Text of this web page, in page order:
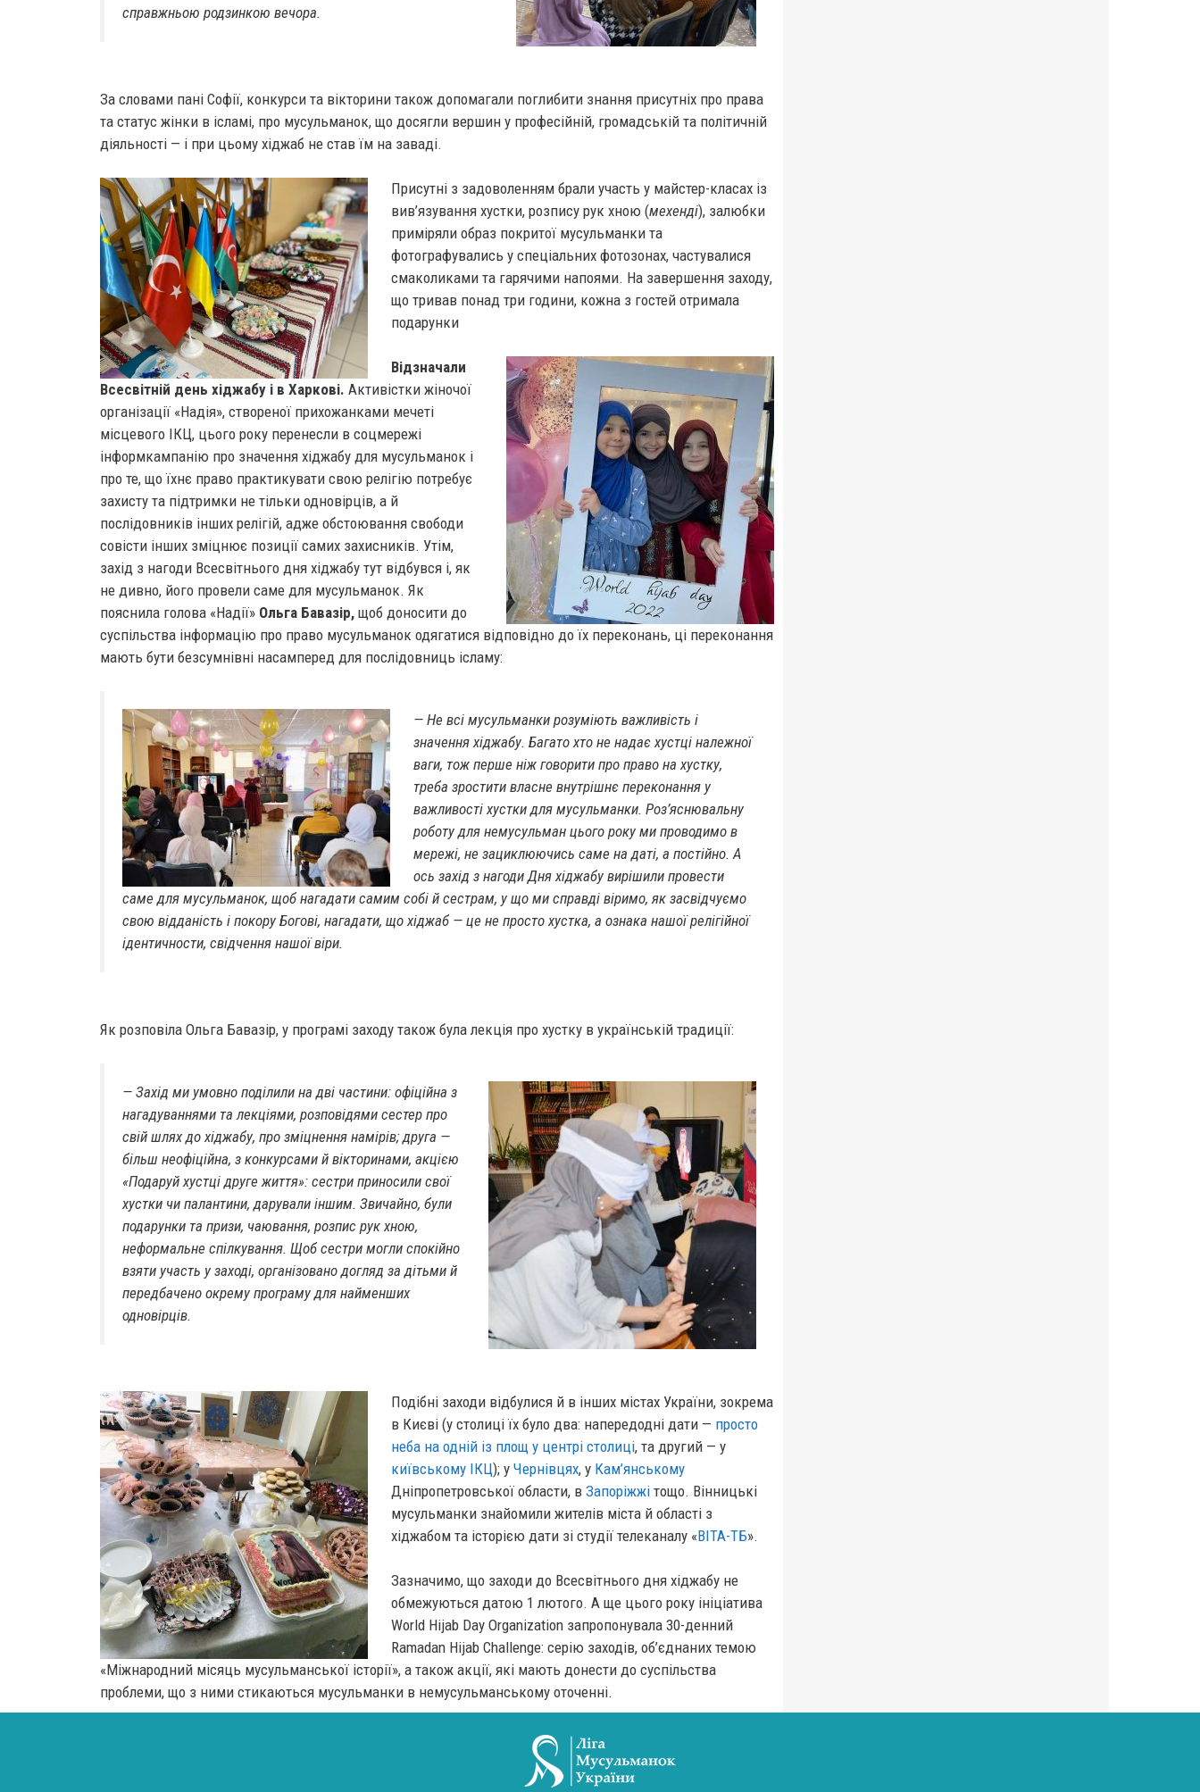
справжньою родзинкою вечора.
За словами пані Софії, конкурси та вікторини також допомагали поглибити знання присутніх про права
та статус жінки в ісламі, про мусульманок, що досягли вершин у професійній, громадській та політичній
діяльності — і при цьому хіджаб не став їм на заваді.
Присутні з задоволенням брали участь у майстер-класах із
вив’язування хустки, розпису рук хною (мехенді), залюбки
приміряли образ покритої мусульманки та
фотографувались у спеціальних фотозонах, частувалися
смаколиками та гарячими напоями. На завершення заходу,
що тривав понад три години, кожна з гостей отримала
подарунки
Відзначали
Всесвітній день хіджабу і в Харкові. Активістки жіночої
організації «Надія», створеної прихожанками мечеті
місцевого ІКЦ, цього року перенесли в соцмережі
інформкампанію про значення хіджабу для мусульманок і
про те, що їхнє право практикувати свою релігію потребує
захисту та підтримки не тільки одновірців, а й
послідовників інших релігій, адже обстоювання свободи
совісти інших зміцнює позиції самих захисників. Утім,
захід з нагоди Всесвітнього дня хіджабу тут відбувся і, як
не дивно, його провели саме для мусульманок. Як
пояснила голова «Надії» Ольга Бавазір, щоб доносити до
суспільства інформацію про право мусульманок одягатися відповідно до їх переконань, ці переконання
мають бути безсумнівні насамперед для послідовниць ісламу:
— Не всі мусульманки розуміють важливість і
значення хіджабу. Багато хто не надає хустці належної
ваги, тож перше ніж говорити про право на хустку,
треба зростити власне внутрішнє переконання у
важливості хустки для мусульманки. Роз’яснювальну
роботу для немусульман цього року ми проводимо в
мережі, не зациклюючись саме на даті, а постійно. А
ось захід з нагоди Дня хіджабу вирішили провести
саме для мусульманок, щоб нагадати самим собі й сестрам, у що ми справді віримо, як засвідчуємо
свою відданість і покору Богові, нагадати, що хіджаб — це не просто хустка, а ознака нашої релігійної
ідентичности, свідчення нашої віри.
Як розповіла Ольга Бавазір, у програмі заходу також була лекція про хустку в українській традиції:
— Захід ми умовно поділили на дві частини: офіційна з
нагадуваннями та лекціями, розповідями сестер про
свій шлях до хіджабу, про зміцнення намірів; друга —
більш неофіційна, з конкурсами й вікторинами, акцією
«Подаруй хустці друге життя»: сестри приносили свої
хустки чи палантини, дарували іншим. Звичайно, були
подарунки та призи, чаювання, розпис рук хною,
неформальне спілкування. Щоб сестри могли спокійно
взяти участь у заході, організовано догляд за дітьми й
передбачено окрему програму для найменших
одновірців.
Подібні заходи відбулися й в інших містах України, зокрема
в Києві (у столиці їх було два: напередодні дати — просто
неба на одній із площ у центрі столиці, та другий — у
київському ІКЦ); у Чернівцях, у Кам’янському
Дніпропетровської области, в Запоріжжітощо. Вінницькі
мусульманки знайомили жителів міста й області з
хіджабом та історією дати зі студії телеканалу «ВІТА-ТБ».
Зазначимо, що заходи до Всесвітнього дня хіджабу не
обмежуються датою 1 лютого. А ще цього року ініціатива
World Hijab Day Organization запропонувала 30-денний
Ramadan Hijab Challenge: серію заходів, об’єднаних темою
«Міжнародний місяць мусульманської історії», а також акції, які мають донести до суспільства
проблеми, що з ними стикаються мусульманки в немусульманському оточенні.